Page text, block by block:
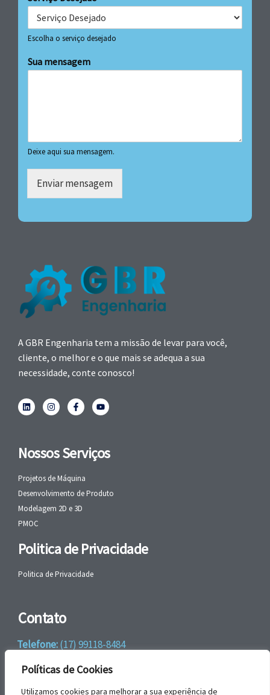
Políticas de Cookies
Utilizamos cookies para melhorar a sua experiência de
Escolha o serviço desejado
Sua mensagem
Deixe aqui sua mensagem.
Enviar mensagem
A GBR Engenharia tem a missão de levar para você,
cliente, o melhor e o que mais se adequa a sua
necessidade, conte conosco!
Nossos Serviços
Projetos de Máquina
Desenvolvimento de Produto
Modelagem 2D e 3D
PMOC
Politica de Privacidade
Politica de Privacidade
Contato
Telefone:(17) 99118-8484
WhatsApp:+55 (17) 99118-8484
email:faleconosco@gbrengenharia.com